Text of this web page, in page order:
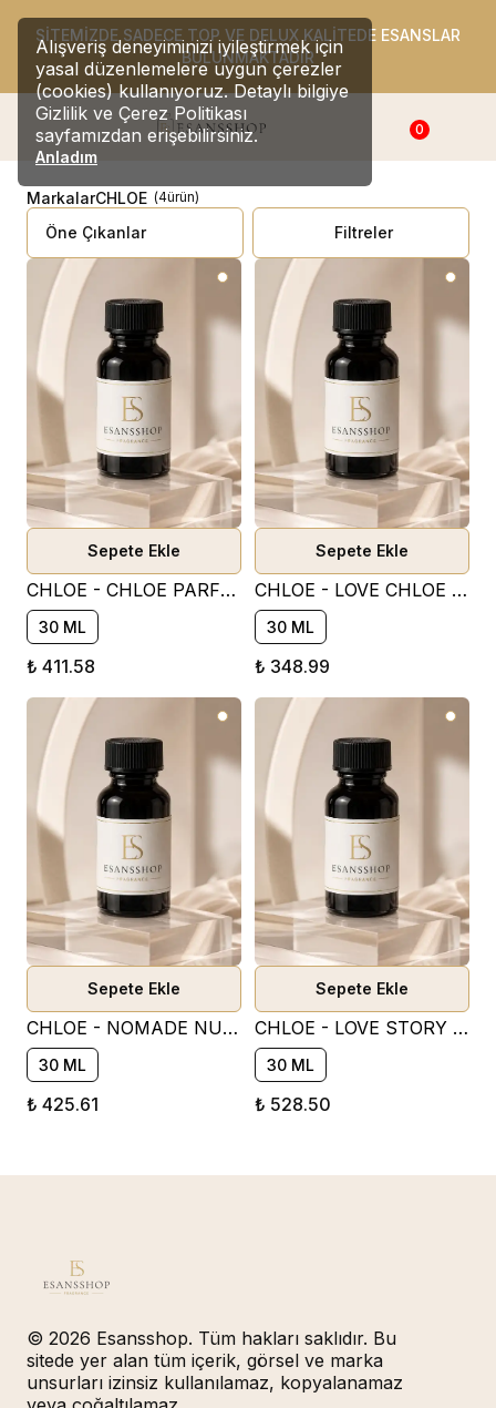
Alışveriş deneyiminizi iyileştirmek için
yasal düzenlemelere uygun çerezler
(cookies) kullanıyoruz. Detaylı bilgiye
Gizlilik ve Çerez Politikası
sayfamızdan erişebilirsiniz.
Anladım
SİTEMİZDE SADECE TOP VE DELUX KALİTEDE ESANSLAR
BULUNMAKTADIR
0
MarkalarCHLOE (4ürün)
Filtreler
Sepete Ekle
CHLOE - CHLOE PARFÜM ESANSI ( ÇİÇEKSİ )
30 ML
₺ 411.58
Sepete Ekle
CHLOE - LOVE CHLOE PARFÜM ESANSI ( PUDRALI )
30 ML
₺ 348.99
Sepete Ekle
CHLOE - NOMADE NUİT D’EGYPTE PARFÜM ESANSI ( ODUNSU )
30 ML
₺ 425.61
Sepete Ekle
CHLOE - LOVE STORY PARFÜM ESANSI ( ÇİÇEKSİ )
30 ML
₺ 528.50
© 2026 Esansshop. Tüm hakları saklıdır. Bu
sitede yer alan tüm içerik, görsel ve marka
unsurları izinsiz kullanılamaz, kopyalanamaz